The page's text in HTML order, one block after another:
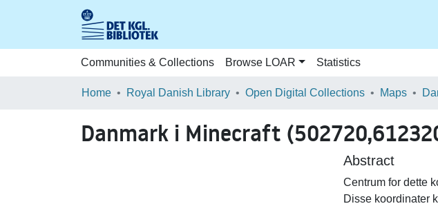
Communities & Collections Browse LOAR Statistics
Home Royal Danish Library Open Digital Collections Maps
Danmark i Minecraft
Abstract
Centrum for dette
Disse koordinater